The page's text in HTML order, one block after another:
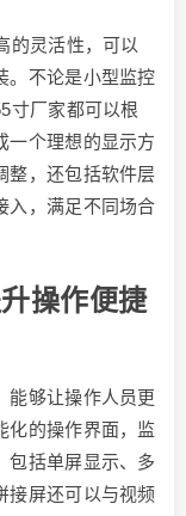
的灵活性，可以
。不论是小型监控
寸厂家都可以根
一个理想的显示方
整，还包括软件层
入，满足不同场合
操作便捷
能够让操作人员更
化的操作界面，监
包括单屏显示、多
接屏还可以与视频